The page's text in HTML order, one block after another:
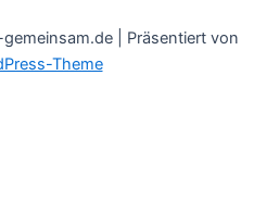
| Präsentiert von
Theme